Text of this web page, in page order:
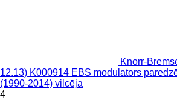
Knorr-
12.13) K000914 EBS modulators
(1990-2014) vilcēja
4